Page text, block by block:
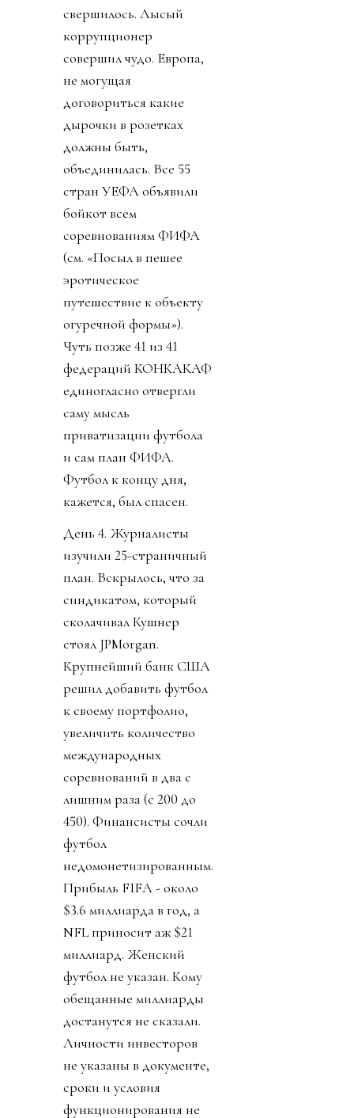
свершилось. Лысый
коррупционер
совершил чудо. Европа,
не могущая
договориться какие
дырочки в розетках
должны быть,
объединилась. Все 55
стран УЕФА объявили
бойкот всем
соревнованиям ФИФА
(см. «Посыл в пешее
эротическое
путешествие к объекту
огуречной формы»).
Чуть позже 41 из 41
федераций КОНКАКАФ
единогласно отвергли
саму мысль
приватизации футбола
и сам план ФИФА.
Футбол к концу дня,
кажется, был спасен.
День 4. Журналисты
изучили 25-страничный
план. Вскрылось, что за
синдикатом, который
сколачивал Кушнер
стоял JPMorgan.
Крупнейший банк США
решил добавить футбол
к своему портфолио,
увеличить количество
международных
соревнований в два с
лишним раза (с 200 до
450). Финансисты сочли
футбол
недомонетизированным.
Прибыль FIFA - около
$3.6 миллиарда в год, а
NFL приносит аж $21
миллиард. Женский
футбол не указан. Кому
обещанные миллиарды
достанутся не сказали.
Личности инвесторов
не указаны в документе,
сроки и условия
функционирования не